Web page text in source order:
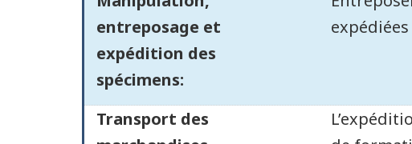
entreposage et
expédition des
spécimens:
Transport des